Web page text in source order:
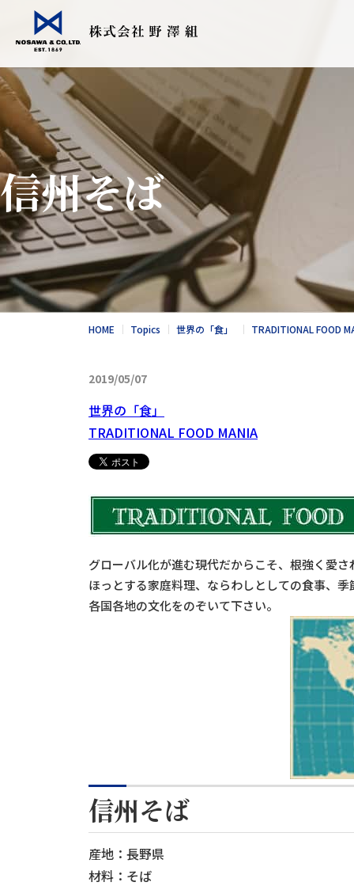
会社情報
これからの
総合カタログ
事業紹介
食品輸入販売
こだわりの
衣料繊維加工
競走馬輸送
野澤北海道農
総合カタログ
お問合せ
Topics
繊維NEWS
採用情報
新卒エントリー
キャリア採用エントリー
信州そば
HOME Topics 世界の「食」 TRADITIONAL FOOD
2019/05/07
世界の「食」
TRADITIONAL FOOD MANIA
グローバル化が進む現代だからこそ、根強く愛
ほっとする家庭料理、ならわしとしての食事、
各国各地の文化をのぞいて下さい。
信州そば
産地：長野県
材料：そば